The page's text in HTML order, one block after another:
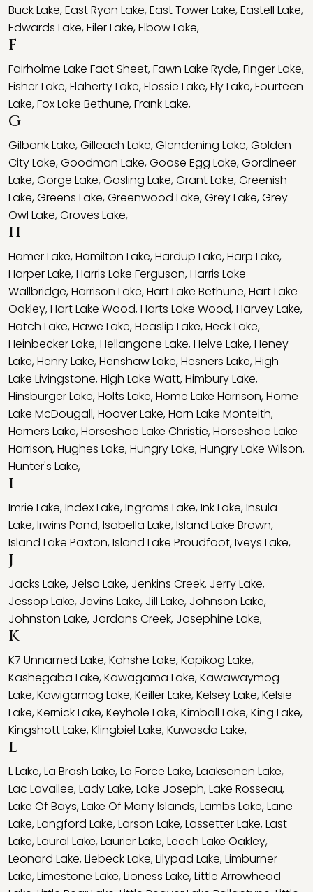
Buck Lake,East Ryan Lake,East Tower Lake,Eastell Lake,
Edwards Lake,Eiler Lake,Elbow Lake,
F
Fairholme Lake Fact Sheet,Fawn Lake Ryde,Finger Lake,
Fisher Lake,Flaherty Lake,Flossie Lake,Fly Lake,Fourteen
Lake,Fox Lake Bethune,Frank Lake,
G
Gilbank Lake,Gilleach Lake,Glendening Lake,Golden
City Lake,Goodman Lake,Goose Egg Lake,Gordineer
Lake,Gorge Lake,Gosling Lake,Grant Lake,Greenish
Lake,Greens Lake,Greenwood Lake,Grey Lake,Grey
Owl Lake,Groves Lake,
H
Hamer Lake,Hamilton Lake,Hardup Lake,Harp Lake,
Harper Lake,Harris Lake Ferguson,Harris Lake
Wallbridge,Harrison Lake,Hart Lake Bethune,Hart Lake
Oakley,Hart Lake Wood,Harts Lake Wood,Harvey Lake,
Hatch Lake,Hawe Lake,Heaslip Lake,Heck Lake,
Heinbecker Lake,Hellangone Lake,Helve Lake,Heney
Lake,Henry Lake,Henshaw Lake,Hesners Lake,High
Lake Livingstone,High Lake Watt,Himbury Lake,
Hinsburger Lake,Holts Lake,Home Lake Harrison,Home
Lake McDougall,Hoover Lake,Horn Lake Monteith,
Horners Lake,Horseshoe Lake Christie,Horseshoe Lake
Harrison,Hughes Lake,Hungry Lake,Hungry Lake Wilson,
Hunter's Lake,
I
Imrie Lake,Index Lake,Ingrams Lake,Ink Lake,Insula
Lake,Irwins Pond,Isabella Lake,Island Lake Brown,
Island Lake Paxton,Island Lake Proudfoot,Iveys Lake,
J
Jacks Lake, Jelso Lake, Jenkins Creek, Jerry Lake,
Jessop Lake, Jevins Lake, Jill Lake, Johnson Lake,
Johnston Lake, Jordans Creek, Josephine Lake,
K
K7 Unnamed Lake,Kahshe Lake,Kapikog Lake,
Kashegaba Lake,Kawagama Lake,Kawawaymog
Lake,Kawigamog Lake,Keiller Lake,Kelsey Lake,Kelsie
Lake,Kernick Lake,Keyhole Lake,Kimball Lake,King Lake,
Kingshott Lake,Klingbiel Lake,Kuwasda Lake,
L
L Lake,La Brash Lake,La Force Lake,Laaksonen Lake,
Lac Lavallee,Lady Lake,Lake Joseph,Lake Rosseau,
Lake Of Bays,Lake Of Many Islands,Lambs Lake,Lane
Lake,Langford Lake,Larson Lake,Lassetter Lake,Last
Lake,Laural Lake,Laurier Lake,Leech Lake Oakley,
Leonard Lake,Liebeck Lake,Lilypad Lake,Limburner
Lake,Limestone Lake,Lioness Lake,Little Arrowhead